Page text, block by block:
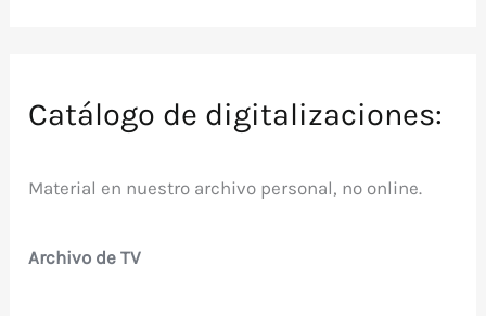
Catálogo de digitalizaciones:
Material en nuestro archivo personal, no online.
Archivo de TV